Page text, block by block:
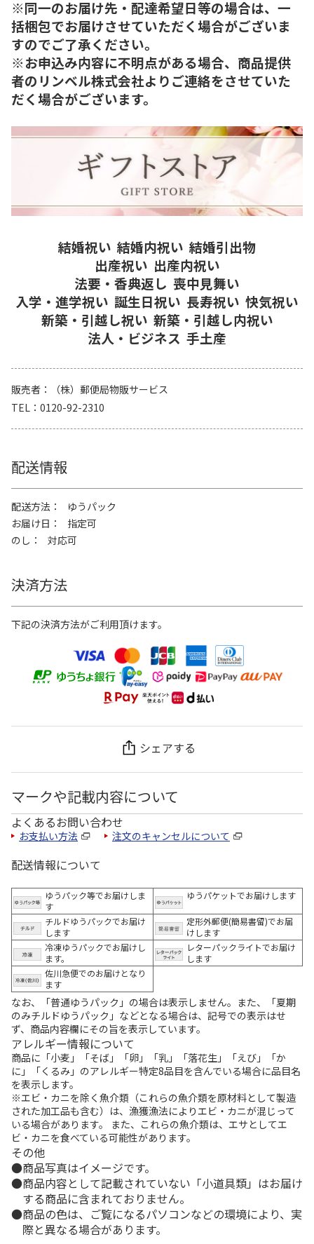
※同一のお届け先・配達希望日等の場合は、一
括梱包でお届けさせていただく場合がございま
すのでご了承ください。
※お申込み内容に不明点がある場合、商品提供
者のリンベル株式会社よりご連絡をさせていた
だく場合がございます。
結婚祝い 結婚内祝い 結婚引出物
出産祝い 出産内祝い
法要・香典返し 喪中見舞い
入学・進学祝い 誕生日祝い 長寿祝い 快気祝い
新築・引越し祝い 新築・引越し内祝い
法人・ビジネス 手土産
販売者
（株）郵便局物販サービス
TEL
0120-92-2310
配送情報
配送方法
ゆうパック
お届け日
指定可
のし
対応可
決済方法
下記の決済方法がご利用頂けます。
シェアする
マークや記載内容について
よくあるお問い合わせ
お支払い方法 注文のキャンセルについて
配送情報について
ゆうパック等でお届けしま
す
ゆうパケットでお届けします
チルドゆうパックでお届け
します
定形外郵便(簡易書留)でお届
けします
冷凍ゆうパックでお届けし
ます。
レターパックライトでお届け
します
佐川急便でのお届けとなり
ます
なお、「普通ゆうパック」の場合は表示しません。また、「夏期
のみチルドゆうパック」などとなる場合は、記号での表示はせ
ず、商品内容欄にその旨を表示しています。
アレルギー情報について
商品に「小麦」「そば」「卵」「乳」「落花生」「えび」「か
に」「くるみ」のアレルギー特定8品目を含んでいる場合に品目名
を表示します。
※エビ・カニを除く魚介類（これらの魚介類を原材料として製造
された加工品も含む）は、漁獲漁法によりエビ・カニが混じって
いる場合があります。 また、これらの魚介類は、エサとしてエ
ビ・カニを食べている可能性があります。
その他
商品写真はイメージです。
商品内容として記載されていない「小道具類」はお届け
する商品に含まれておりません。
商品の色は、ご覧になるパソコンなどの環境により、実
際と異なる場合があります。